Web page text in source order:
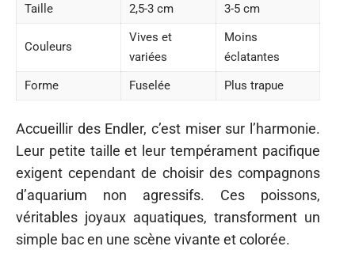
Taille
2,5-3 cm 3-5 cm
Couleurs
Vives et
variées
Moins
éclatantes
Forme
Fuselée Plus trapue
Accueillir des Endler, c’est miser sur l’harmonie.
Leur petite taille et leur tempérament pacifique
exigent cependant de choisir des compagnons
d’aquarium non agressifs. Ces poissons,
véritables joyaux aquatiques, transforment un
simple bac en une scène vivante et colorée.